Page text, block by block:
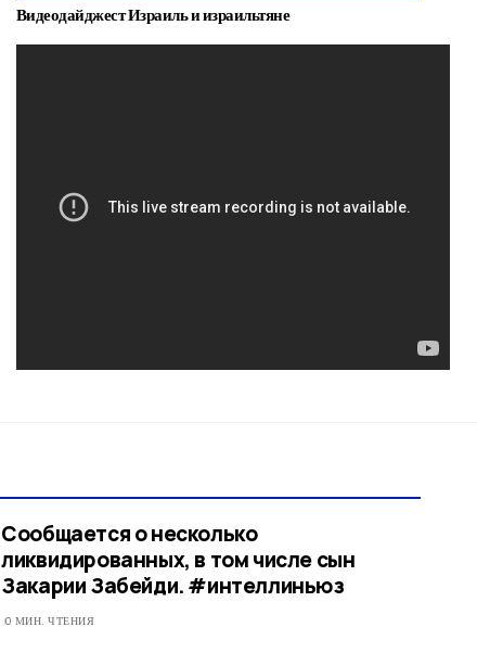
Видеодайджест Израиль и израильтяне
Сообщается о несколько
ликвидированных, в том числе сын
Закарии Забейди. #интеллиньюз
0 МИН. ЧТЕНИЯ